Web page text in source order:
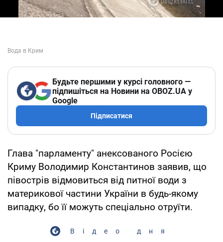
Будьте першими у курсі головного —
підпишіться на Новини на OBOZ.UA у
Google
Підписатися
Глава "парламенту" анексованого Росією
Криму Володимир Константинов заявив, що
півострів відмовиться від питної води з
материкової частини України в будь-якому
випадку, бо її можуть спеціально отруїти.
Відео дня